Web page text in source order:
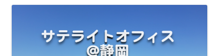
ン
ツ
へ
ス